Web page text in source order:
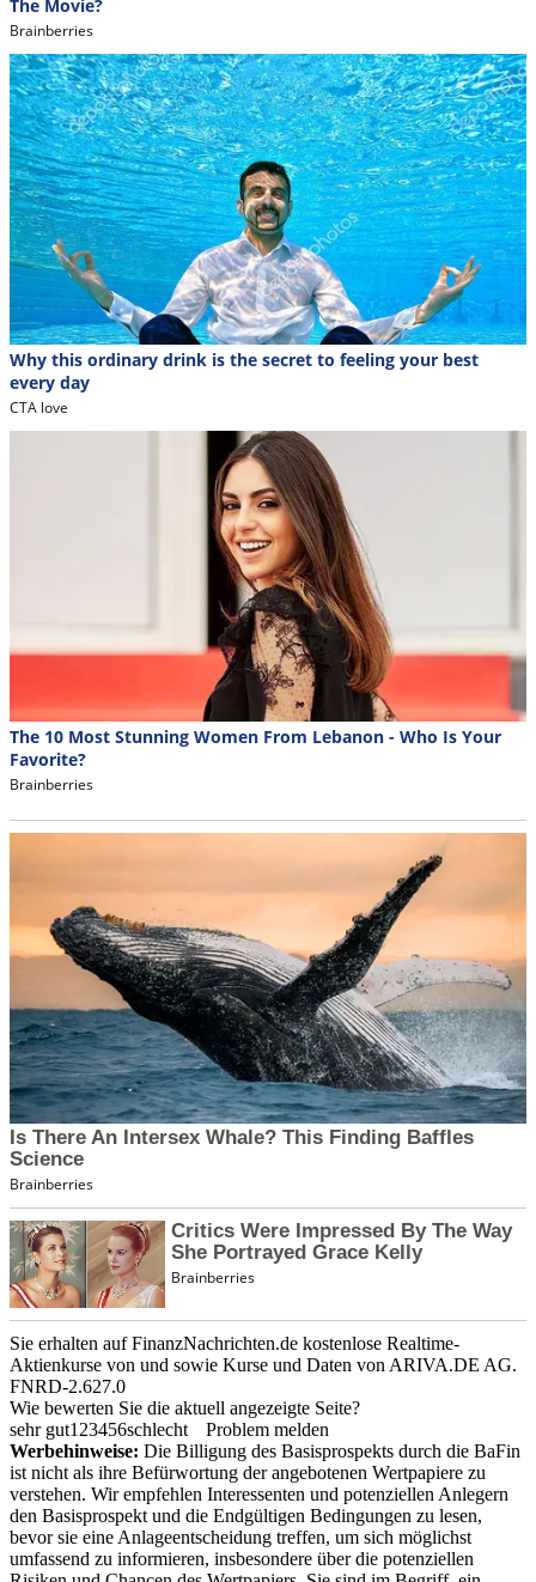
Sie erhalten auf FinanzNachrichten.de kostenlose Realtime-
Aktienkurse von und sowie Kurse und Daten von ARIVA.DE AG.
FNRD-2.627.0
Wie bewerten Sie die aktuell angezeigte Seite?
sehr gut1 23456schlecht
Problem melden
Werbehinweise: Die Billigung des Basisprospekts durch die BaFin
ist nicht als ihre Befürwortung der angebotenen Wertpapiere zu
verstehen. Wir empfehlen Interessenten und potenziellen Anlegern
den Basisprospekt und die Endgültigen Bedingungen zu lesen,
bevor sie eine Anlageentscheidung treffen, um sich möglichst
umfassend zu informieren, insbesondere über die potenziellen